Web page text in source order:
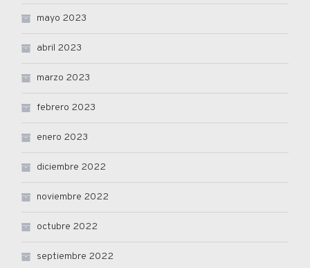
mayo 2023
abril 2023
marzo 2023
febrero 2023
enero 2023
diciembre 2022
noviembre 2022
octubre 2022
septiembre 2022